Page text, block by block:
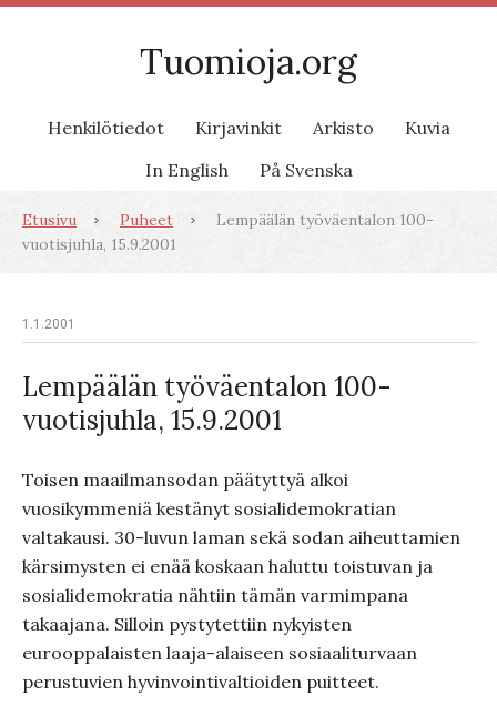
Tuomioja.org
Henkilötiedot Kirjavinkit Arkisto
Kuvia
In English
På Svenska
Etusivu Puheet
Lempäälän työväentalon 100-
vuotisjuhla, 15.9.2001
1.1.2001
Lempäälän työväentalon 100-
vuotisjuhla, 15.9.2001
Toisen maailmansodan päätyttyä alkoi
vuosikymmeniä kestänyt sosialidemokratian
valtakausi. 30-luvun laman sekä sodan aiheuttamien
kärsimysten ei enää koskaan haluttu toistuvan ja
sosialidemokratia nähtiin tämän varmimpana
takaajana. Silloin pystytettiin nykyisten
eurooppalaisten laaja-alaiseen sosiaaliturvaan
perustuvien hyvinvointivaltioiden puitteet.